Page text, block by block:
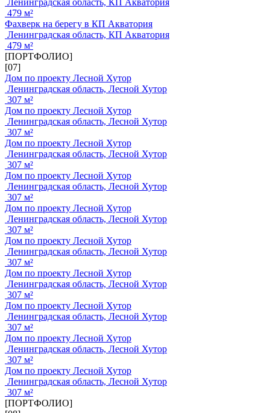
Ленинградская область, КП Акватория
479 м²
Фахверк на берегу в КП Акватория
Ленинградская область, КП Акватория
479 м²
[ПОРТФОЛИО]
[07]
Дом по проекту Лесной Хутор
Ленинградская область, Лесной Хутор
307 м²
Дом по проекту Лесной Хутор
Ленинградская область, Лесной Хутор
307 м²
Дом по проекту Лесной Хутор
Ленинградская область, Лесной Хутор
307 м²
Дом по проекту Лесной Хутор
Ленинградская область, Лесной Хутор
307 м²
Дом по проекту Лесной Хутор
Ленинградская область, Лесной Хутор
307 м²
Дом по проекту Лесной Хутор
Ленинградская область, Лесной Хутор
307 м²
Дом по проекту Лесной Хутор
Ленинградская область, Лесной Хутор
307 м²
Дом по проекту Лесной Хутор
Ленинградская область, Лесной Хутор
307 м²
Дом по проекту Лесной Хутор
Ленинградская область, Лесной Хутор
307 м²
Дом по проекту Лесной Хутор
Ленинградская область, Лесной Хутор
307 м²
[ПОРТФОЛИО]